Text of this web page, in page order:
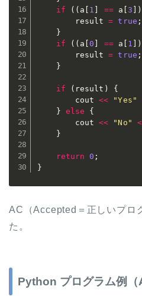
if
( ( a [ 1 ] == a [3 ] )
		result
= true ;
}
if
( ( a [0 ] == a [ 1 ] )
		result
= true ;
}
if ( result )
{
		cout
<< "Yes"
} else
{
		cout
<< "No"
}
return 0 ;
}
AC（Accepted＝正しいプロ
た。
Python プログラム例（